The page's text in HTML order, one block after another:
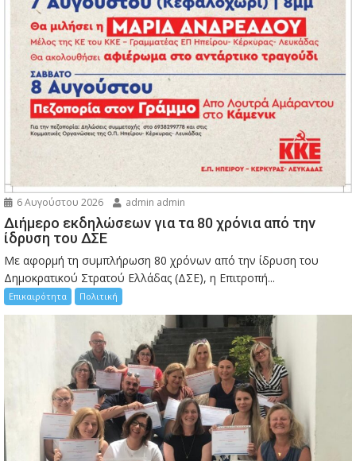
6 Αυγούστου 2026 admin admin
Διήμερο εκδηλώσεων για τα 80 χρόνια από την
ίδρυση του ΔΣΕ
Με αφορμή τη συμπλήρωση 80 χρόνων από την ίδρυση του
Δημοκρατικού Στρατού Ελλάδας (ΔΣΕ), η Επιτροπή...
Επικαιρότητα Πολιτική